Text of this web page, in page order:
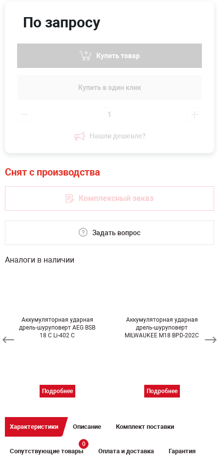
Нашли дешевле?
По запросу
Купить товар
Купить в один клик
Комплексный заказ
Задать вопрос
Аналоги в наличии
Аккумуляторная ударная
дрель-шуруповерт AEG BSB
18 C Li-402 C
Подробнее
Аккумуляторная ударная
дрель-шуруповерт
MILWAUKEE M18 BPD-202C
Подробнее
Характеристики Описание Комплект поставки
Сопутствующие товары
0
Оплата и доставка Гарантия